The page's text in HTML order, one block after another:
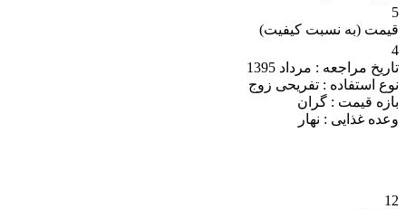
5
قیمت (به نسبت کیفیت)
4
تاریخ مراجعه : مرداد 1395
نوع استفاده : تفریحی زوج
بازه قیمت : گران
وعده غذایی : نهار
12